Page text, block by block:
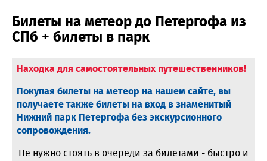
Билеты на метеор до Петергофа из
СПб + билеты в парк
Находка для самостоятельных путешественников!
Покупая билеты на метеор на нашем сайте, вы
получаете также билеты на вход в знаменитый
Нижний парк Петергофа без экскурсионного
сопровождения.
Не нужно стоять в очереди за билетами - быстро и